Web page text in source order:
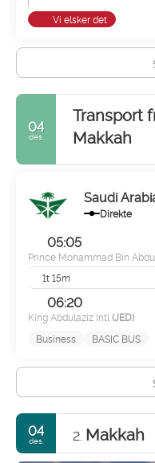
Vi elsker det
04
des.
Transport
Makkah
Saudi
Direkte
05:05
Prince Mohammad Bin
1t 15m
06:20
King Abdulaziz Intl (JED)
Business
BASIC BUS
04
des. 2. Makkah